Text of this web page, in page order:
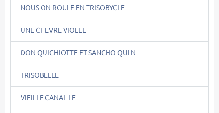
NOUS ON ROULE EN TRISOBYCLE
UNE CHEVRE VIOLEE
DON QUICHIOTTE ET SANCHO QUI N
TRISOBELLE
VIEILLE CANAILLE